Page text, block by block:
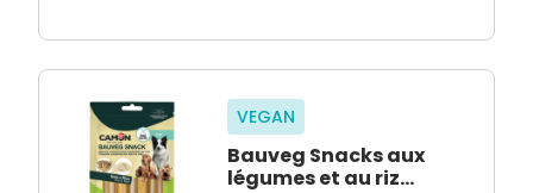
VEGAN
Bauveg Snacks aux
légumes et au riz...